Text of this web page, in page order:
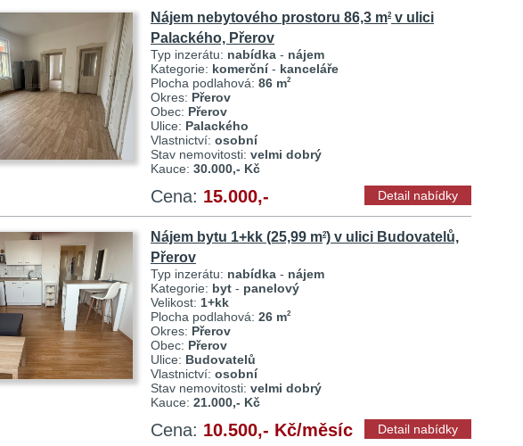
Nájem nebytového prostoru 86,3 m2v ulici
Palackého, Přerov
Typ inzerátu: nabídka - nájem
Kategorie: komerční- kanceláře
Plocha podlahová: 86 m2
Okres: Přerov
Obec: Přerov
Ulice: Palackého
Vlastnictví: osobní
Stav nemovitosti: velmi dobrý
Kauce: 30.000,- Kč
Cena: 15.000,- Detail nabídky
Nájem bytu 1+kk (25,99 m2) v ulici Budovatelů,
Přerov
Typ inzerátu: nabídka - nájem
Kategorie: byt - panelový
Velikost: 1+kk
Plocha podlahová: 26 m2
Okres: Přerov
Obec: Přerov
Ulice: Budovatelů
Vlastnictví: osobní
Stav nemovitosti: velmi dobrý
Kauce: 21.000,- Kč
Cena: 10.500,- Kč/měsíc Detail nabídky